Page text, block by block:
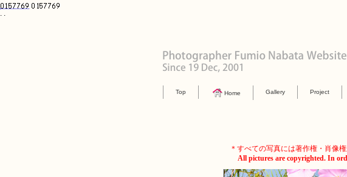
. .
Top Home Gallery Project
＊すべての写真には著作権・肖像
All pictures are copyrighted. In